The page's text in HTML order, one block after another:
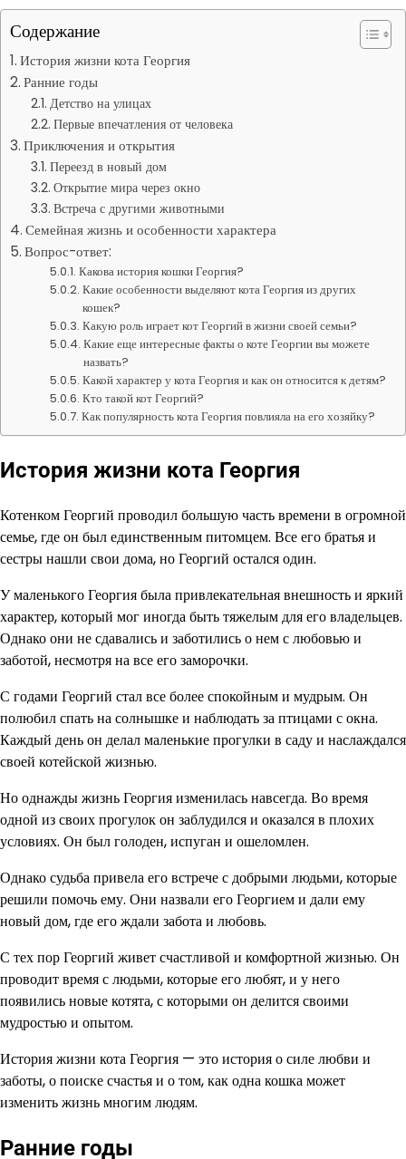
Содержание
История жизни кота Георгия
Ранние годы
Детство на улицах
Первые впечатления от человека
Приключения и открытия
Переезд в новый дом
Открытие мира через окно
Встреча с другими животными
Семейная жизнь и особенности характера
Вопрос-ответ:
Какова история кошки Георгия?
Какие особенности выделяют кота Георгия из других
кошек?
Какую роль играет кот Георгий в жизни своей семьи?
Какие еще интересные факты о коте Георгии вы можете
назвать?
Какой характер у кота Георгия и как он относится к детям?
Кто такой кот Георгий?
Как популярность кота Георгия повлияла на его хозяйку?
История жизни кота Георгия
Котенком Георгий проводил большую часть времени в огромной
семье, где он был единственным питомцем. Все его братья и
сестры нашли свои дома, но Георгий остался один.
У маленького Георгия была привлекательная внешность и яркий
характер, который мог иногда быть тяжелым для его владельцев.
Однако они не сдавались и заботились о нем с любовью и
заботой, несмотря на все его заморочки.
С годами Георгий стал все более спокойным и мудрым. Он
полюбил спать на солнышке и наблюдать за птицами с окна.
Каждый день он делал маленькие прогулки в саду и наслаждался
своей котейской жизнью.
Но однажды жизнь Георгия изменилась навсегда. Во время
одной из своих прогулок он заблудился и оказался в плохих
условиях. Он был голоден, испуган и ошеломлен.
Однако судьба привела его встрече с добрыми людьми, которые
решили помочь ему. Они назвали его Георгием и дали ему
новый дом, где его ждали забота и любовь.
С тех пор Георгий живет счастливой и комфортной жизнью. Он
проводит время с людьми, которые его любят, и у него
появились новые котята, с которыми он делится своими
мудростью и опытом.
История жизни кота Георгия — это история о силе любви и
заботы, о поиске счастья и о том, как одна кошка может
изменить жизнь многим людям.
Ранние годы